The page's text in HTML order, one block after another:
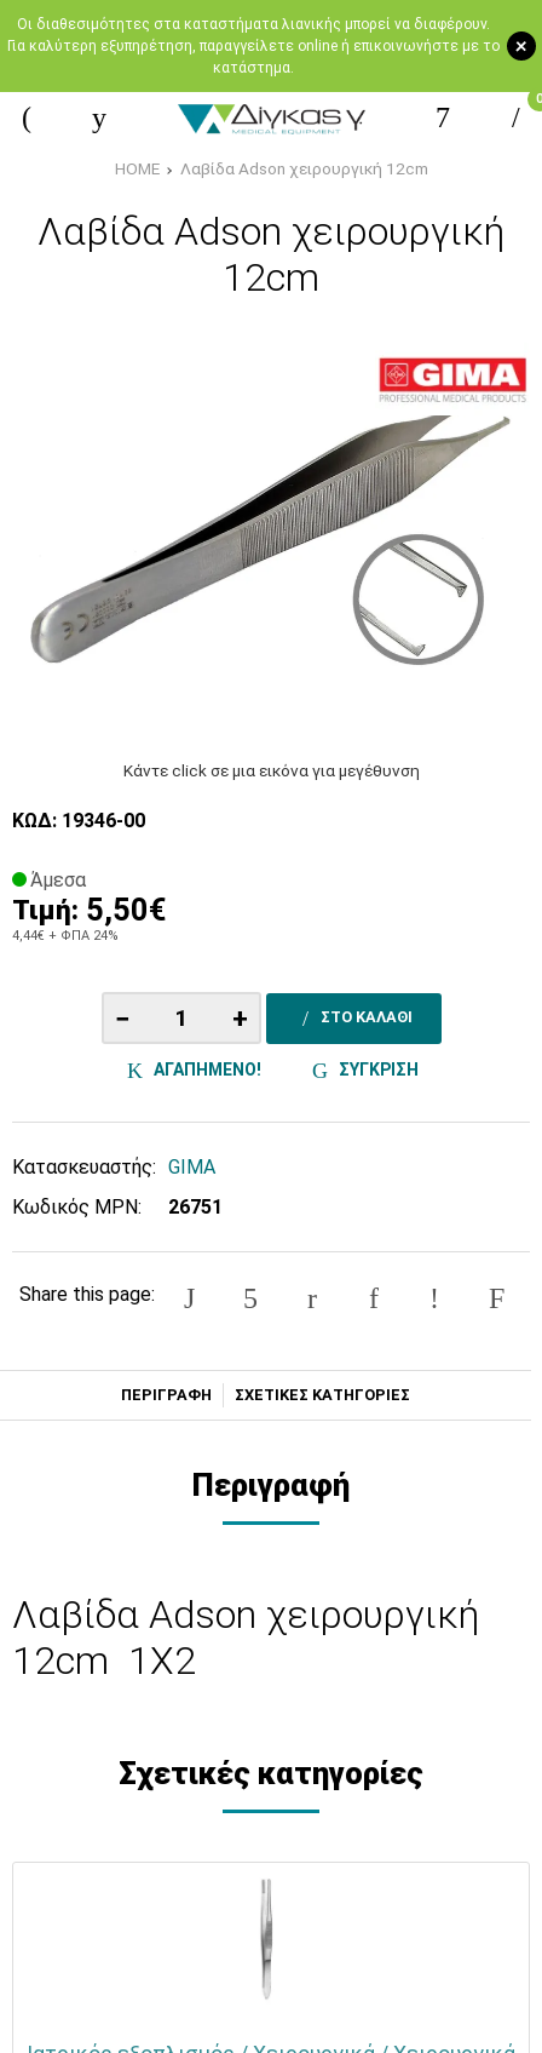
+
Oι διαθεσιμότητες στα καταστήματα λιανικής μπορεί να διαφέρουν.
Για καλύτερη εξυπηρέτηση, παραγγείλετε online ή επικοινωνήστε με το
κατάστημα.
0
HOME Λαβίδα Adson χειρουργική 12cm
Λαβίδα Adson χειρουργική
12cm
Κάντε click σε μια εικόνα για μεγέθυνση
ΚΩΔ: 19346-00
Άμεσα
Τιμή: 5,50€
4,44€ + ΦΠΑ 24%
− + ΣΤΟ ΚΑΛΑΘΙ
ΑΓΑΠΗΜΕΝΟ! ΣΥΓΚΡΙΣΗ
Κατασκευαστής: GIMA
Κωδικός MPN:
26751
Share this page:
ΠΕΡΙΓΡΑΦΗ ΣΧΕΤΙΚΕΣ ΚΑΤΗΓΟΡΙΕΣ
Περιγραφή
Λαβίδα Adson χειρουργική
12cm 1Χ2
Σχετικές κατηγορίες